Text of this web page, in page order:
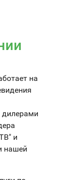
на
и
нашей